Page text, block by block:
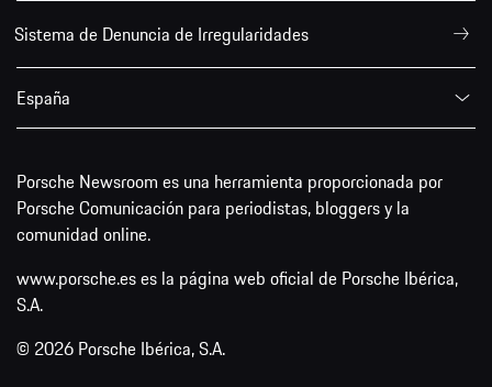
Sistema de Denuncia de Irregularidades
España
Porsche Newsroom es una herramienta proporcionada por
Porsche Comunicación para periodistas, bloggers y la
comunidad online.
www.porsche.es es la página web oficial de Porsche Ibérica,
S.A.
© 2026 Porsche Ibérica, S.A.